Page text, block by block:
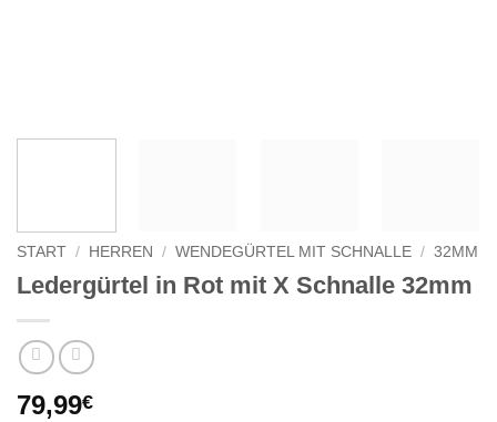
START / HERREN / WENDEGÜRTEL MIT SCHNALLE / 32MM
Ledergürtel in Rot mit X Schnalle 32mm
79,99€